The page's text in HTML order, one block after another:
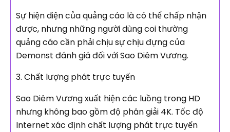
Sự hiện diện của quảng cáo là có thể chấp nhận
được, nhưng những người dùng coi thường
quảng cáo cần phải chịu sự chịu đựng của
Demonst đánh giá đối với Sao Diêm Vương.
3. Chất lượng phát trực tuyến
Sao Diêm Vương xuất hiện các luồng trong HD
nhưng không bao gồm độ phân giải 4K. Tốc độ
Internet xác định chất lượng phát trực tuyến